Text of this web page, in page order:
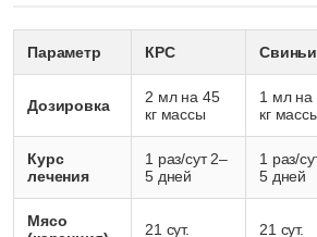
Параметр КРС Свиньи
Дозировка
2 мл на 45
кг массы
1 мл на
кг
Курс
лечения
1 раз/сут 2–
5 дней
1 раз/
5 дней
Мясо
21 сут. 21 сут.